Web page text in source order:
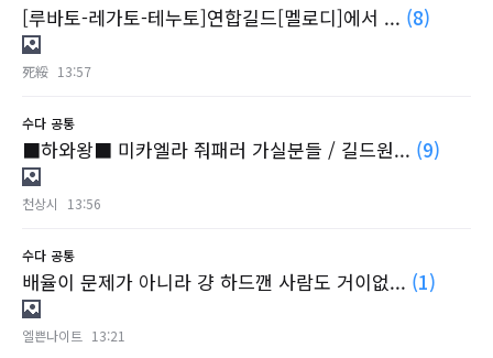
[루바토-레가토-테누토]연합길드[멜로디]에서 ... (8)
死綏 13:57
수다 공통
■하와왕■ 미카엘라 줘패러 가실분들 / 길드원... (9)
천상시 13:56
수다 공통
배율이 문제가 아니라 걍 하드깬 사람도 거이없... (1)
엘쁜나이트 13:21